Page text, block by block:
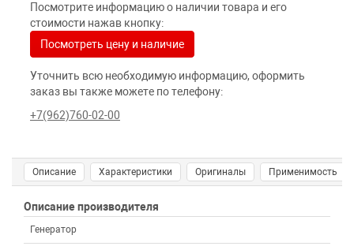
Посмотрите информацию о наличии товара и его
стоимости нажав кнопку:
Посмотреть цену и наличие
Уточнить всю необходимую информацию, оформить
заказ вы также можете по телефону:
+7(962)760-02-00
Описание Характеристики Оригиналы Применимость
Описание производителя
Генератор